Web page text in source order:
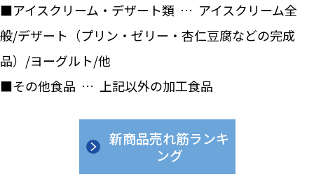
■アイスクリーム・デザート類 … アイスクリーム全
般/デザート（プリン・ゼリー・杏仁豆腐などの完成
品）/ヨーグルト/他
■その他食品 … 上記以外の加工食品
新商品売れ筋ランキ
ング